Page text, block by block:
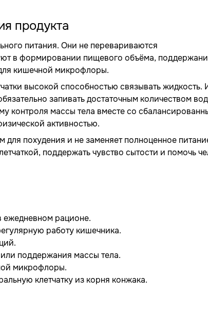
продукта
питания. Они не перевариваются
в формировании пищевого объёма,
кишечной микрофлоры.
высокой способностью связывать жидкость.
запивать достаточным количеством
контроля массы тела вместе со
активностью.
похудения и не заменяет полноценное
поддержать чувство сытости и помочь
ежедневном рационе.
работу кишечника.
поддержания массы тела.
микрофлоры.
клетчатку из корня конжака.